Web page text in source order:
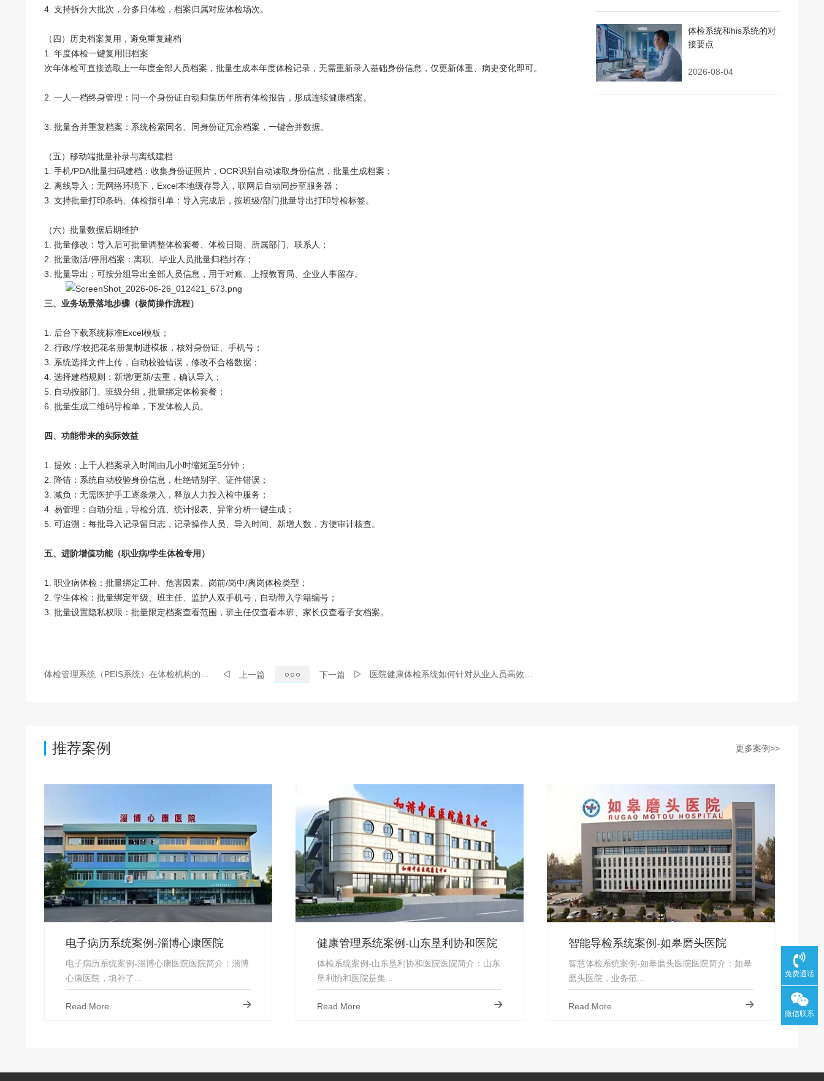
4. 支持拆分大批次，分多日体检，档案归属对应体检场次。
（四）历史档案复用，避免重复建档
1. 年度体检一键复用旧档案
次年体检可直接选取上一年度全部人员档案，批量生成本年度体检记录，无需重新录入基础身份信息，仅更新体重、病史变化即可。
2. 一人一档终身管理：同一个身份证自动归集历年所有体检报告，形成连续健康档案。
3. 批量合并重复档案：系统检索同名、同身份证冗余档案，一键合并数据。
（五）移动端批量补录与离线建档
1. 手机/PDA批量扫码建档：收集身份证照片，OCR识别自动读取身份信息，批量生成档案；
2. 离线导入：无网络环境下，Excel本地缓存导入，联网后自动同步至服务器；
3. 支持批量打印条码、体检指引单：导入完成后，按班级/部门批量导出打印导检标签。
（六）批量数据后期维护
1. 批量修改：导入后可批量调整体检套餐、体检日期、所属部门、联系人；
2. 批量激活/停用档案：离职、毕业人员批量归档封存；
3. 批量导出：可按分组导出全部人员信息，用于对账、上报教育局、企业人事留存。
三、业务场景落地步骤（极简操作流程）
1. 后台下载系统标准Excel模板；
2. 行政/学校把花名册复制进模板，核对身份证、手机号；
3. 系统选择文件上传，自动校验错误，修改不合格数据；
4. 选择建档规则：新增/更新/去重，确认导入；
5. 自动按部门、班级分组，批量绑定体检套餐；
6. 批量生成二维码导检单，下发体检人员。
四、功能带来的实际效益
1. 提效：上千人档案录入时间由几小时缩短至5分钟；
2. 降错：系统自动校验身份信息，杜绝错别字、证件错误；
3. 减负：无需医护手工逐条录入，释放人力投入检中服务；
4. 易管理：自动分组，导检分流、统计报表、异常分析一键生成；
5. 可追溯：每批导入记录留日志，记录操作人员、导入时间、新增人数，方便审计核查。
五、进阶增值功能（职业病/学生体检专用）
1. 职业病体检：批量绑定工种、危害因素、岗前/岗中/离岗体检类型；
2. 学生体检：批量绑定年级、班主任、监护人双手机号，自动带入学籍编号；
3. 批量设置隐私权限：批量限定档案查看范围，班主任仅查看本班、家长仅查看子女档案。
上一篇 下一篇
体检系统和his系统的对
接要点
2026-08-04
推荐案例 更多案例>>
电子病历系统案例-淄博心康医院
电子病历系统案例-淄博心康医院医院简介：淄博
心康医院，填补了...
Read More
健康管理系统案例-山东垦利协和医院
体检系统案例-山东垦利协和医院医院简介：山东
垦利协和医院是集...
Read More
智能导检系统案例-如皋磨头医院
智慧体检系统案例-如皋磨头医院医院简介：如皋
磨头医院，业务范...
Read More
免费通话
微信联系